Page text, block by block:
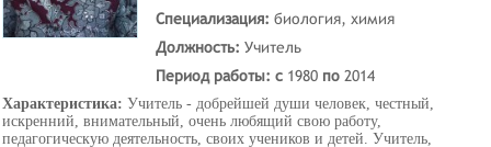
Специализация: биология, химия
Должность: Учитель
Период работы: с1980по 2014
Характеристика: Учитель - добрейшей души человек, честный,
искренний, внимательный, очень любящий свою работу,
педагогическую деятельность, своих учеников и детей. Учитель,